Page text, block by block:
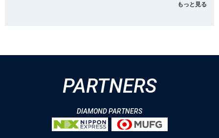
もっと見る
PARTNERS
DIAMOND PARTNERS